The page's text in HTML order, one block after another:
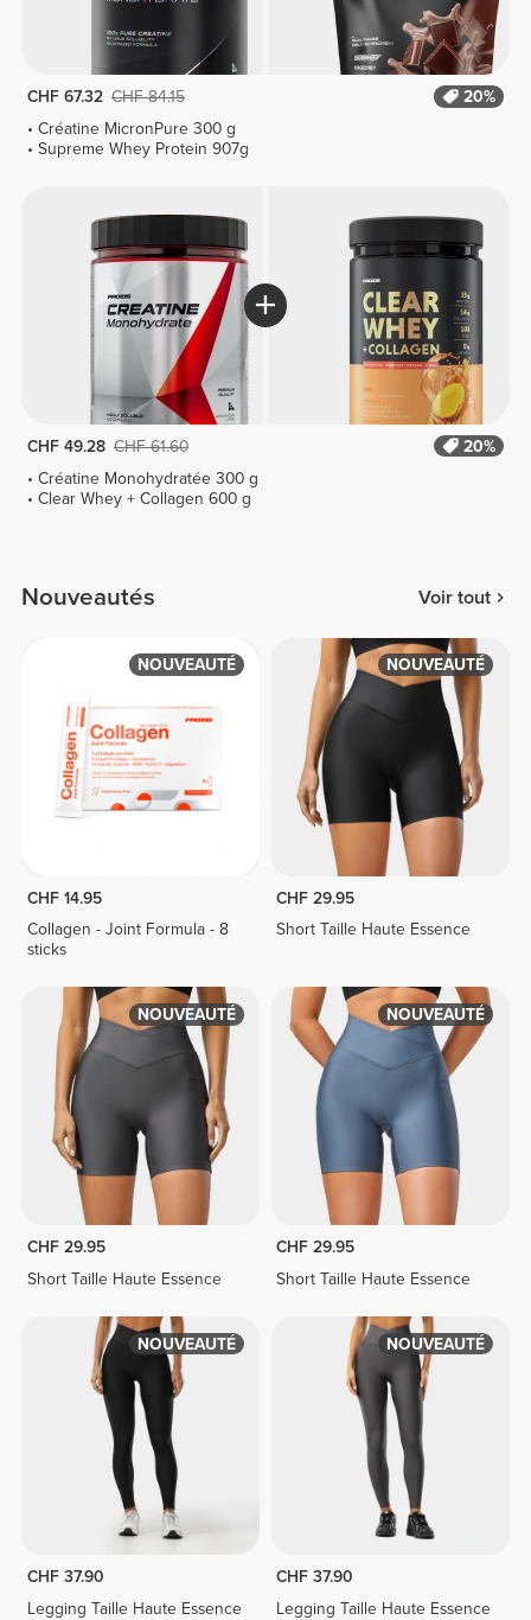
CHF 67.32 CHF 84.15
20%
Créatine MicronPure 300 g
Supreme Whey Protein 907g
CHF 49.28 CHF 61.60
20%
Créatine Monohydratée 300 g
Clear Whey + Collagen 600 g
Nouveautés Voir tout
NOUVEAUTÉ
CHF 14.95
Collagen - Joint Formula - 8
sticks
NOUVEAUTÉ
CHF 29.95
Short Taille Haute Essence
NOUVEAUTÉ
CHF 29.95
Short Taille Haute Essence
NOUVEAUTÉ
CHF 29.95
Short Taille Haute Essence
NOUVEAUTÉ
CHF 37.90
Legging Taille Haute Essence
NOUVEAUTÉ
CHF 37.90
Legging Taille Haute Essence